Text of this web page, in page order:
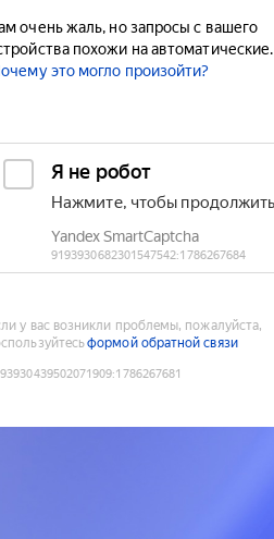
очень жаль, но запросы с вашего
похожи на автоматические.
это могло произойти?
у вас возникли проблемы, пожалуйста,
формой обратной связи
:1786267681